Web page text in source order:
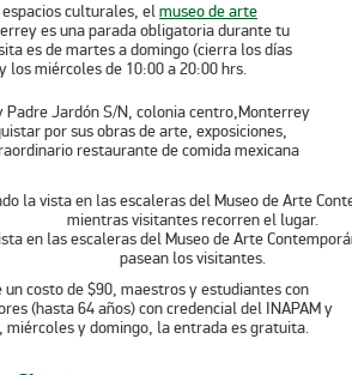
culturales, elmuseo de arte
es una parada obligatoria durante tu
es de martes a domingo (cierra los días
los miércoles de 10:00 a 20:00 hrs.
Padre Jardón S/N, colonia centro,Monterrey
por sus obras de arte, exposiciones,
restaurante de comida mexicana
en las escaleras del Museo de Arte
pasean los visitantes.
costo de $90, maestros y estudiantes con
(hasta 64 años) con credencial del INAPAM y
miércoles y domingo, la entrada es gratuita.